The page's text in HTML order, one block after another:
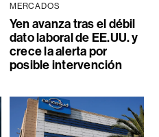
MERCADOS
Yen avanza tras el débil
dato laboral de EE.UU. y
crece la alerta por
posible intervención